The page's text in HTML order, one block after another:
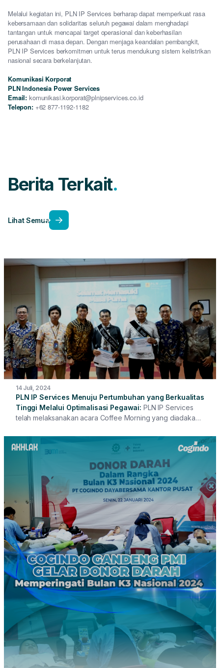
Melalui kegiatan ini, PLN IP Services berharap dapat memperkuat rasa
kebersamaan dan solidaritas seluruh pegawai dalam menghadapi
tantangan untuk mencapai target operasional dan keberhasilan
perusahaan di masa depan. Dengan menjaga keandalan pembangkit,
PLN IP Services berkomitmen untuk terus mendukung sistem kelistrikan
nasional secara berkelanjutan.
Komunikasi Korporat
PLN Indonesia Power Services
Email: komunikasi.korporat@plnipservices.co.id
Telepon:+62 877-1192-1182
Berita Terkait
Lihat Semua
14 Juli, 2024
PLN IP Services Menuju Pertumbuhan yang Berkualitas
Tinggi Melalui Optimalisasi Pegawai PLN IP Services
telah melaksanakan acara Coffee Morning yang diadakan
Pusat dan Unit Kerja. Acara ini menjadi momen berharga
yang diawali dengan sesi pelepasan Pegawai Pensiun,
yang telah memberikan dedikasi dan kontribusi luar biasa